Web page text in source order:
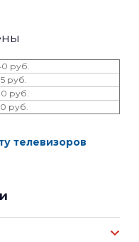
руб.
руб.
руб.
руб.
телевизоров